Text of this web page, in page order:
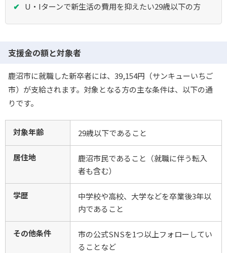
U・Iターンで新生活の費用を抑えたい29歳以下の方
支援金の額と対象者
鹿沼市に就職した新卒者には、39,154円（サンキューいちご
市）が支給されます。対象となる方の主な条件は、以下の通
りです。
対象年齢 29歳以下であること
居住地
鹿沼市民であること（就職に伴う転入
者も含む）
学歴
中学校や高校、大学などを卒業後3年以
内であること
その他条件
市の公式SNSを1つ以上フォローしてい
ることなど